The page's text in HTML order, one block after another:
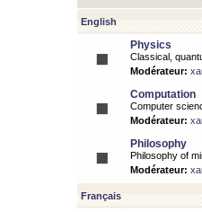
English
Physics
Classical,
Modérateur:
Computation
Computer
Modérateur:
Philosophy
Philosophy of
Modérateur:
Français